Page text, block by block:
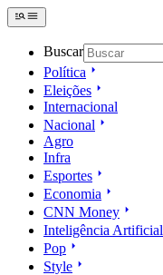
Buscar
Política
Eleições
Internacional
Nacional
Agro
Infra
Esportes
Economia
CNN Money
Inteligência Artificial
Pop
Style